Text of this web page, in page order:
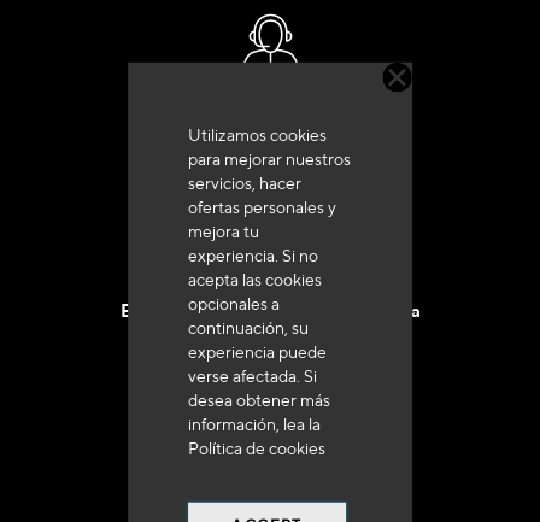
Utilizamos cookies
para mejorar nuestros
servicios, hacer
ofertas personales y
mejora tu
experiencia. Si no
acepta las cookies
opcionales a
continuación, su
experiencia puede
verse afectada. Si
desea obtener más
información, lea la
Política de cookies
+33 (0)4 79 72 62 22 Pulse 1
Entrega en 48 a 72 horas en Francia
a 250 euros*